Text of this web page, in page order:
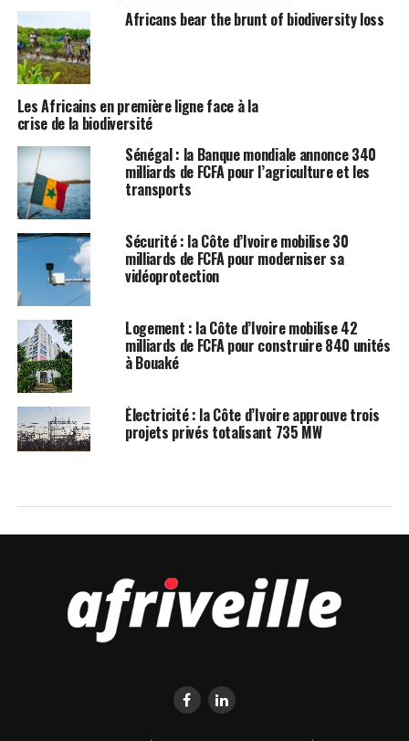
Africans bear the brunt of biodiversity loss
Les Africains en première ligne face à la
crise de la biodiversité
Sénégal : la Banque mondiale annonce 340
milliards de FCFA pour l’agriculture et les
transports
Sécurité : la Côte d’Ivoire mobilise 30
milliards de FCFA pour moderniser sa
vidéoprotection
Logement : la Côte d’Ivoire mobilise 42
milliards de FCFA pour construire 840 unités
à Bouaké
Électricité : la Côte d’Ivoire approuve trois
projets privés totalisant 735 MW